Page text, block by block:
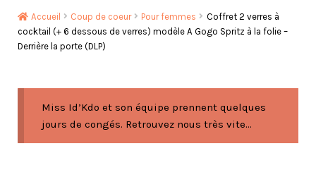
Accueil Coup de coeur Pour femmes
Coffret 2 verres à
cocktail (+ 6 dessous de verres) modèle A Gogo Spritz à la folie –
Derrière la porte (DLP)
Miss Id’Kdo et son équipe prennent quelques
jours de congés. Retrouvez nous très vite...